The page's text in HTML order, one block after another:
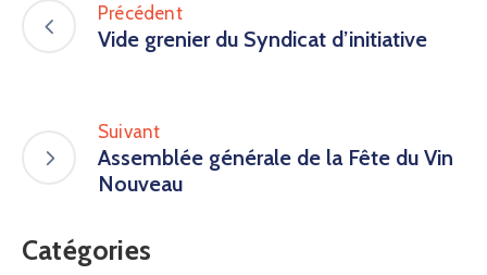
Précédent
Vide grenier du Syndicat d’initiative
Suivant
Assemblée générale de la Fête du Vin
Nouveau
Catégories